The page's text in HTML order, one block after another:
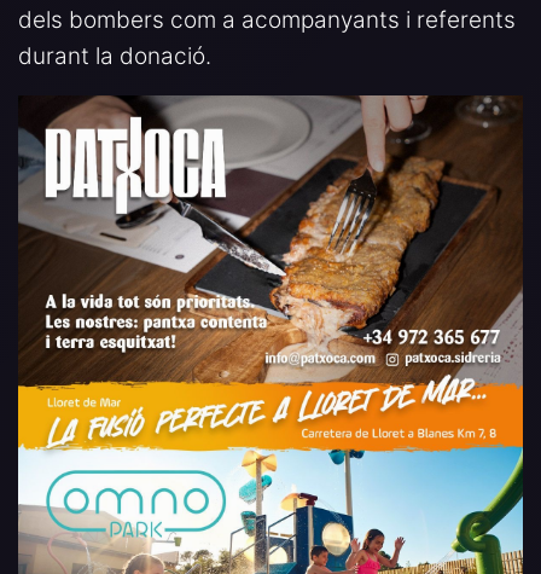
dels bombers com a acompanyants i referents
durant la donació.